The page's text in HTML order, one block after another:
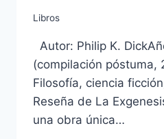
Libros
Autor: Philip K.
(compilación póstuma,
Filosofía, ciencia
Reseña de La
una obra única…